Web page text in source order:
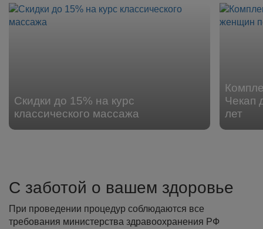
Скидки до 15% на курс
классического массажа
Чекап
лет
С заботой о вашем здоровье
При проведении процедур соблюдаются все
требования министерства здравоохранения РФ